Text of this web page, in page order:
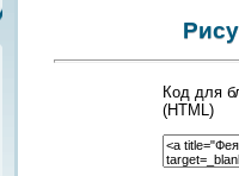
Код для
(HTML)